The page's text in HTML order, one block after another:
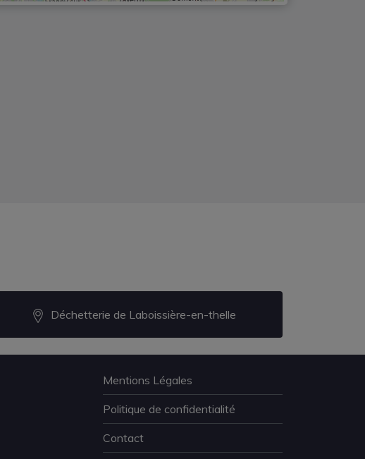
Déchetterie de Laboissière-en-thelle
Mentions Légales
Politique de confidentialité
Contact